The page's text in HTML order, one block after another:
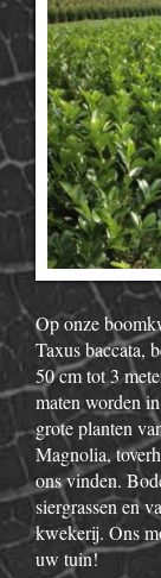
Op onze
Taxus baccata,
50 cm tot 3
maten worden
grote planten
Magnolia,
ons vinden.
siergrassen en
kwekerij. Ons
uw tuin!